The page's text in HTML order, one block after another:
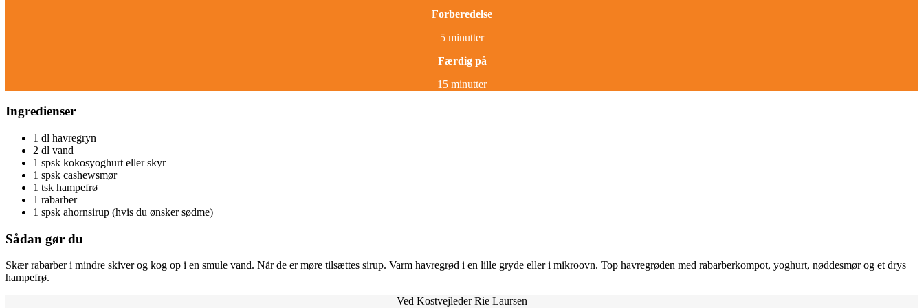
Forberedelse
5 minutter
Færdig på
15 minutter
Ingredienser
1 dl havregryn
2 dl vand
1 spsk kokosyoghurt eller skyr
1 spsk cashewsmør
1 tsk hampefrø
1 rabarber
1 spsk ahornsirup (hvis du ønsker sødme)
Sådan gør du
Skær rabarber i mindre skiver og kog op i en smule vand. Når de er møre tilsættes sirup. Varm havregrød i en lille gryde eller i mikroovn. Top havregrøden med rabarberkompot, yoghurt, nøddesmør og et drys
hampefrø.
Ved Kostvejleder Rie Laursen